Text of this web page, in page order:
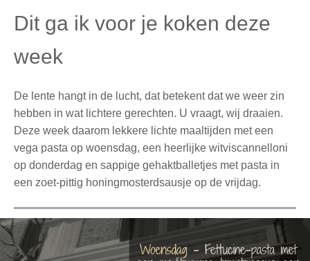
Dit ga ik voor je koken deze
week
De lente hangt in de lucht, dat betekent dat we weer zin
hebben in wat lichtere gerechten. U vraagt, wij draaien.
Deze week daarom lekkere lichte maaltijden met een
vega pasta op woensdag, een heerlijke witviscannelloni
op donderdag en sappige gehaktballetjes met pasta in
een zoet-pittig honingmosterdsausje op de vrijdag.